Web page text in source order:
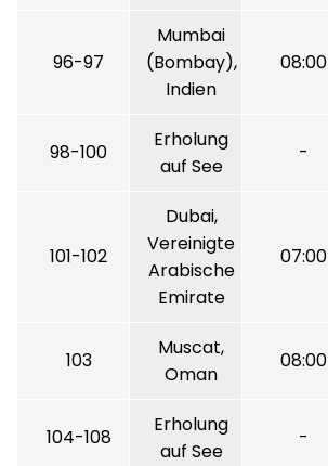
96-97
Mumbai
(Bombay),
Indien
08:00
98-100
Erholung
auf See
-
101-102
Dubai,
Vereinigte
Arabische
Emirate
07:00
103
Muscat,
Oman
08:00
104-108
Erholung
auf See
-